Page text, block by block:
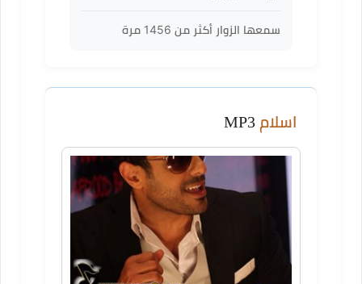
سمعها الزوار أكثر من 1456 مرة
اسلام